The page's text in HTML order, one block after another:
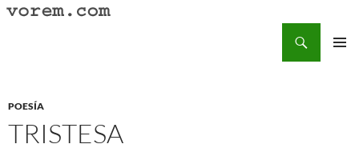
Saltar
POESÍA
TRISTESA